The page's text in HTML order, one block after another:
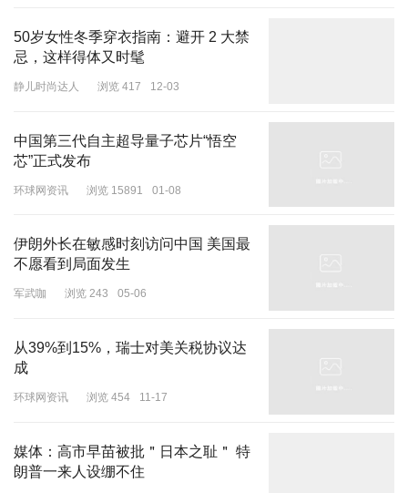
50岁女性冬季穿衣指南：避开 2 大禁
忌，这样得体又时髦
静儿时尚达人 浏览 417 12-03
中国第三代自主超导量子芯片“悟空
芯”正式发布
环球网资讯 浏览 15891 01-08
伊朗外长在敏感时刻访问中国 美国最
不愿看到局面发生
军武咖 浏览 243 05-06
从39%到15%，瑞士对美关税协议达
成
环球网资讯 浏览 454 11-17
媒体：高市早苗被批＂日本之耻＂ 特
朗普一来人设绷不住